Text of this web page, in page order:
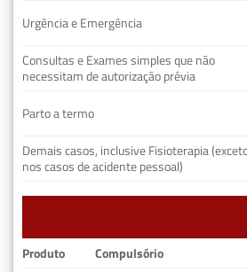
Urgência e Emergência
Consultas e Exames simples que não
necessitam de autorização prévia
Parto a termo
Demais casos, inclusive Fisioterapia
nos casos de acidente pessoal)
Produto
Compulsório